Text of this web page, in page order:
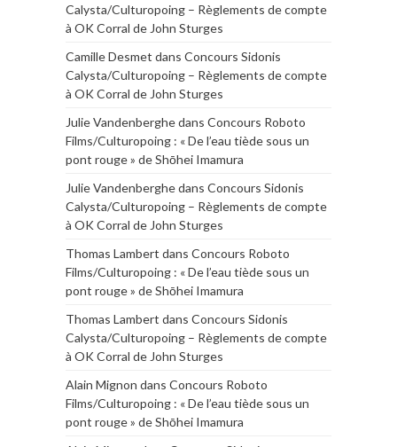
Calysta/Culturopoing – Règlements de compte
à OK Corral de John Sturges
Camille Desmet dans Concours Sidonis
Calysta/Culturopoing – Règlements de compte
à OK Corral de John Sturges
Julie Vandenberghedans Concours Roboto
Films/Culturopoing : « De l’eau tiède sous un
pont rouge » de Shōhei Imamura
Julie Vandenberghedans Concours Sidonis
Calysta/Culturopoing – Règlements de compte
à OK Corral de John Sturges
Thomas Lambert dans Concours Roboto
Films/Culturopoing : « De l’eau tiède sous un
pont rouge » de Shōhei Imamura
Thomas Lambert dans Concours Sidonis
Calysta/Culturopoing – Règlements de compte
à OK Corral de John Sturges
Alain Mignon dans Concours Roboto
Films/Culturopoing : « De l’eau tiède sous un
pont rouge » de Shōhei Imamura